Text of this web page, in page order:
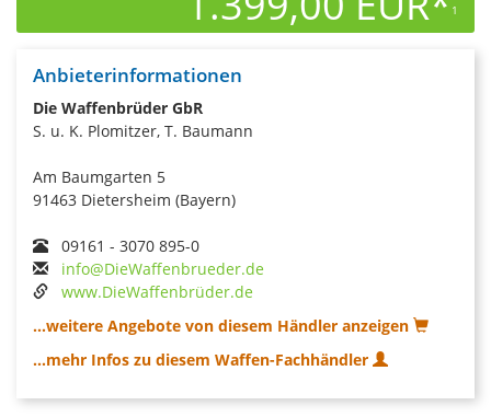
1
Anbieterinformationen
Die Waffenbrüder GbR
S. u. K. Plomitzer, T. Baumann
Am Baumgarten 5
91463 Dietersheim (Bayern)
09161 - 3070 895-0
info@DieWaffenbrueder.de
www.DieWaffenbrüder.de
...weitere Angebote von diesem Händler anzeigen
...mehr Infos zu diesem Waffen-Fachhändler